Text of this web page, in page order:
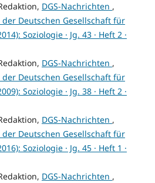
DGS-Nachrichten ,
der Deutschen Gesellschaft für
Soziologie · Jg. 43 · Heft 2 ·
DGS-Nachrichten ,
der Deutschen Gesellschaft für
Soziologie · Jg. 38 · Heft 2 ·
DGS-Nachrichten ,
der Deutschen Gesellschaft für
Soziologie · Jg. 45 · Heft 1 ·
DGS-Nachrichten ,